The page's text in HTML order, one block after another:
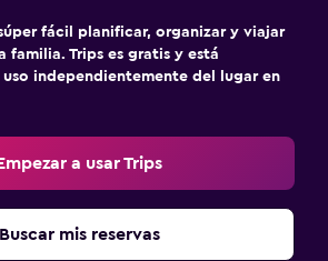
fácil planificar, organizar y viajar
familia. Trips es gratis y está
independientemente del lugar en
a usar Trips
Buscar mis reservas